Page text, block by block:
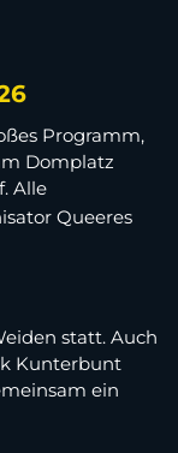
Programm,
Domplatz
Alle
Queeres
statt. Auch
Kunterbunt
ein